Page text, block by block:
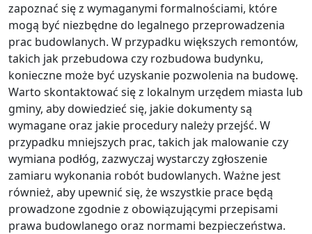
zapoznać się z wymaganymi formalnościami, które
mogą być niezbędne do legalnego przeprowadzenia
prac budowlanych. W przypadku większych remontów,
takich jak przebudowa czy rozbudowa budynku,
konieczne może być uzyskanie pozwolenia na budowę.
Warto skontaktować się z lokalnym urzędem miasta lub
gminy, aby dowiedzieć się, jakie dokumenty są
wymagane oraz jakie procedury należy przejść. W
przypadku mniejszych prac, takich jak malowanie czy
wymiana podłóg, zazwyczaj wystarczy zgłoszenie
zamiaru wykonania robót budowlanych. Ważne jest
również, aby upewnić się, że wszystkie prace będą
prowadzone zgodnie z obowiązującymi przepisami
prawa budowlanego oraz normami bezpieczeństwa.